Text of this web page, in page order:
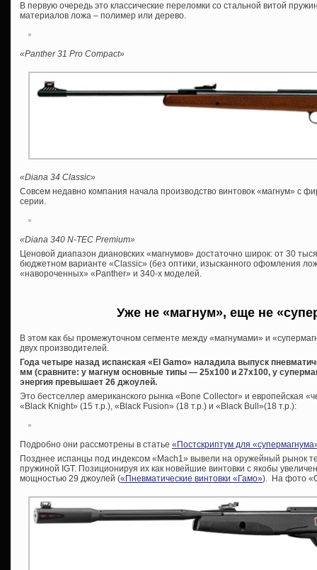
В первую очередь это классические переломки со стальной витой
материалов ложа – полимер или дерево.
«Panther 31 Pro Compact»
«Diana 34 Classic»
Совсем недавно компания начала производство винтовок «магнум» с
серии.
«Diana 340 N-TEC Premium»
Ценовой диапазон диановских «магнумов» достаточно широк: от 30
бюджетном варианте «Classic» (без оптики, изысканного офомления
«навороченных» «Panther» и 340-х моделей.
Уже не «магнум», еще не
В этом как бы промежуточном сегменте между «магнумами» и
двух производителей.
Года четыре назад испанская «El Gamo» наладила выпуск
мм (сравните: у магнум основные типы — 25х100 и 27х100, у
энергия превышает 26 джоулей.
Это бестселлер американского рынка «Bone Collector» и европейская
«Black Knight» (15 т.р.), «Black Fusion» (18 т.р.) и «Black Bull»(18 т.р.):
Подробно они рассмотрены в статье «Постскриптум для
Позднее испанцы под индексом «Mach1» вывели на оружейный рынок
пружиной IGT. Позиционируя их как новейшие винтовки с якобы
мощностью 29 джоулей («Пневматические винтовки «Гамо»). На фото